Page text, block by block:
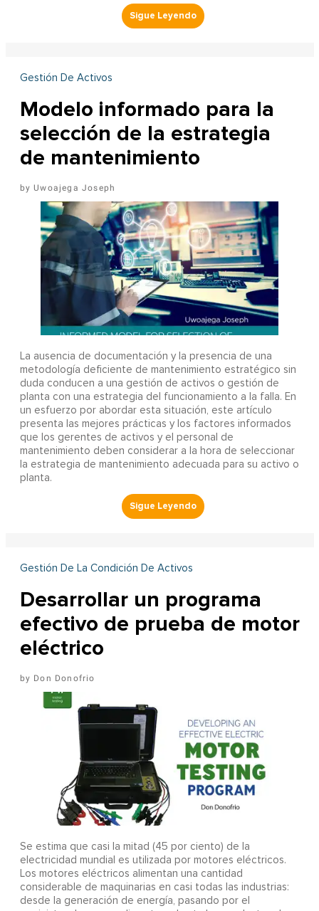
Gestión De Activos
Modelo informado para la
selección de la estrategia
de mantenimiento
Uwoajega Joseph
La ausencia de documentación y la presencia de una
metodología deficiente de mantenimiento estratégico sin
duda conducen a una gestión de activos o gestión de
planta con una estrategia del funcionamiento a la falla. En
un esfuerzo por abordar esta situación, este artículo
presenta las mejores prácticas y los factores informados
que los gerentes de activos y el personal de
mantenimiento deben considerar a la hora de seleccionar
la estrategia de mantenimiento adecuada para su activo o
planta.
Gestión De La Condición De Activos
Desarrollar un programa
efectivo de prueba de motor
eléctrico
Don Donofrio
Se estima que casi la mitad (45 por ciento) de la
electricidad mundial es utilizada por motores eléctricos.
Los motores eléctricos alimentan una cantidad
considerable de maquinarias en casi todas las industrias:
desde la generación de energía, pasando por el